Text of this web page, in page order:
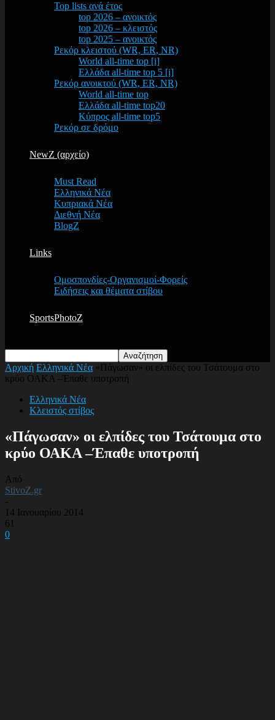
Top lists ανά έτος
top 2026 – ανοικτός
top 2026 – κλειστός
top 2025 – ανοικτός
Ρεκόρ κλειστού (WR, ER, NR)
World all-time top [i]
Ελλάδα all-time top 5 [i]
Ρεκόρ ανοικτού (WR, ER, NR)
World all-time top
Ελλάδα all-time top20
Κύπρος all-time top5
Ρεκόρ σε δρόμο
NewZ (αρχείο)
Must Read
Ελληνικά Νέα
Κυπριακά Νέα
Διεθνή Νέα
BlogZ
Links
Ομοσπονδίες-Οργανισμοί-Φορείς
Ειδήσεις και θέματα στίβου
SportsPhotoZ
Αρχική Ελληνικά Νέα «Πάγωσαν» οι ελπίδες του Τσάτουμα στο
κρύο ΟΑΚΑ –Έπαθε υποτροπή
Ελληνικά Νέα
Κλειστός στίβος
«Πάγωσαν» οι ελπίδες του Τσάτουμα στο
κρύο ΟΑΚΑ –Έπαθε υποτροπή
Από
StivoZ.gr
-
14 Ιανουαρίου 2014
61
0